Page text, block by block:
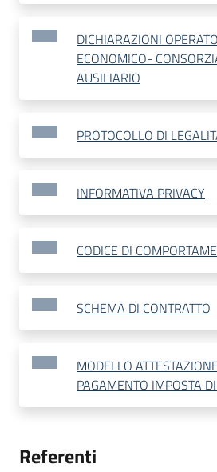
DICHIARAZIONI
ECONOMICO-
AUSILIARIO
PROTOCOLLO DI
INFORMATIVA PRIVACY
CODICE DI
SCHEMA DI CONTRATTO
MODELLO ATTESTAZIONE
PAGAMENTO IMPOSTA
Referenti